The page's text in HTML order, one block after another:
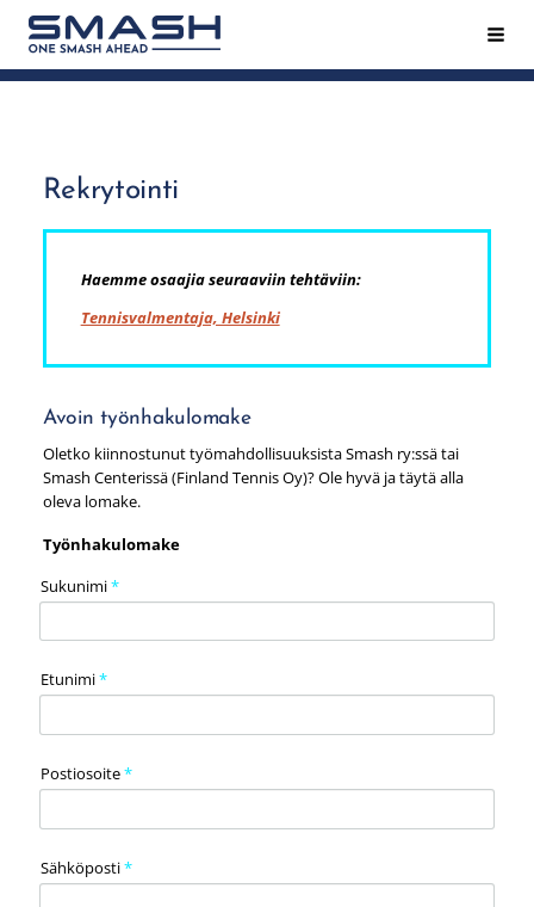
Siirry
sivun
sisältöön
Smash ry - Suomen suurin mailapeliseura
Rekrytointi
Haemme osaajia seuraaviin tehtäviin:
Tennisvalmentaja, Helsinki
Avoin työnhakulomake
Oletko kiinnostunut työmahdollisuuksista Smash ry:ssä tai
Smash Centerissä (Finland Tennis Oy)? Ole hyvä ja täytä alla
oleva lomake.
Työnhakulomake
Sukunimi*
Etunimi*
Postiosoite*
Sähköposti*